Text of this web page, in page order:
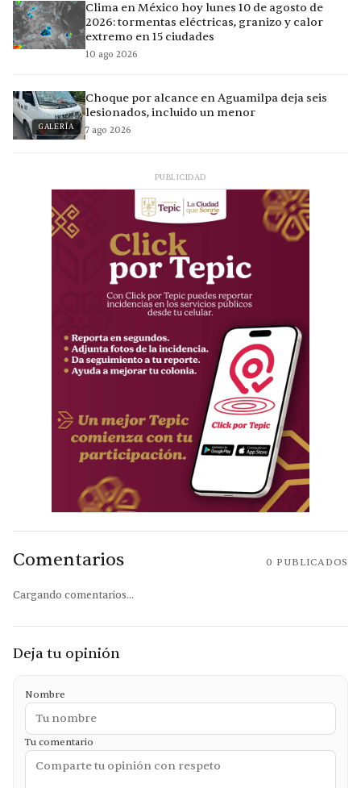
Clima en México hoy lunes 10 de agosto de
2026: tormentas eléctricas, granizo y calor
extremo en 15 ciudades
10 ago 2026
GALERÍA
Choque por alcance en Aguamilpa deja seis
lesionados, incluido un menor
7 ago 2026
PUBLICIDAD
Comentarios 0 PUBLICADOS
Cargando comentarios...
Deja tu opinión
Nombre
Tu comentario